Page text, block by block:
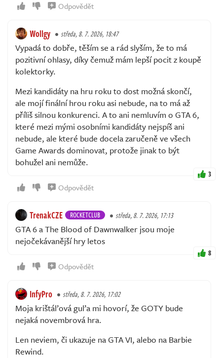
Odpovědět
Wollgy středa, 8. 7. 2026, 18:47
Vypadá to dobře, těším se a rád slyším, že to má
pozitivní ohlasy, díky čemuž mám lepší pocit z koupě
kolektorky.
Mezi kandidáty na hru roku to dost možná skončí,
ale mojí finální hrou roku asi nebude, na to má až
příliš silnou konkurenci. A to ani nemluvím o GTA 6,
které mezi mými osobními kandidáty nejspíš ani
nebude, ale které bude docela zaručeně ve všech
Game Awards dominovat, protože jinak to být
bohužel ani nemůže.
3
Odpovědět
TrenakCZE ROCKETCLUB středa, 8. 7. 2026, 17:13
GTA 6 a The Blood of Dawnwalker jsou moje
nejočekávanější hry letos
8
Odpovědět
InfyPro středa, 8. 7. 2026, 17:02
Moja krištáľová guľa mi hovorí, že GOTY bude
nejaká novembrová hra.
Len neviem, či ukazuje na GTA VI, alebo na Barbie
Rewind.